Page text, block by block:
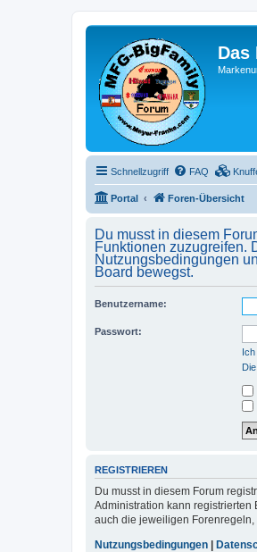
Das
Schnellzugriff FAQ
Portal Foren-Übersicht
Du musst in diesem
Funktionen zuzugreifen.
Nutzungsbedingungen
Board bewegst.
Benutzername:
Passwort:
REGISTRIEREN
Du musst in diesem Forum
Administration kann
auch die jeweiligen
Nutzungsbedingungen |